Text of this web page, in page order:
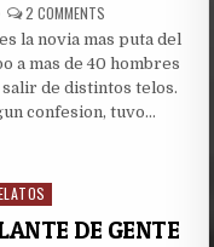
2 COMMENTS
NOVIA
MAS
PUTA
DEL
MUNDO
la novia mas puta del
a mas de 40 hombres
de distintos telos.
confesion, tuvo…
DE GENTE